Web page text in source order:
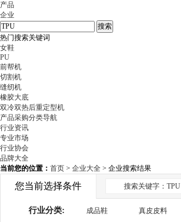
产品
企业
热门搜索关键词
女鞋
PU
前帮机
切割机
缝纫机
橡胶大底
双冷双热后重定型机
产品采购分类导航
行业资讯
专业市场
行业协会
品牌大全
当前您的位置： 首页 > 企业大全 > 企业搜索结果
您当前选择条件 搜索关键字：TPU
行业分类: 成品鞋 真皮皮料